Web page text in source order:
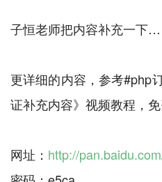
子恒老师把内容补充一下…
更详细的内容，参考#php
证补充内容》视频教程，免
网址： http://